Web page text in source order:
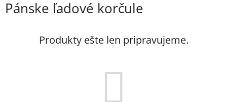
Pánske ľadové korčule
Produkty ešte len pripravujeme.